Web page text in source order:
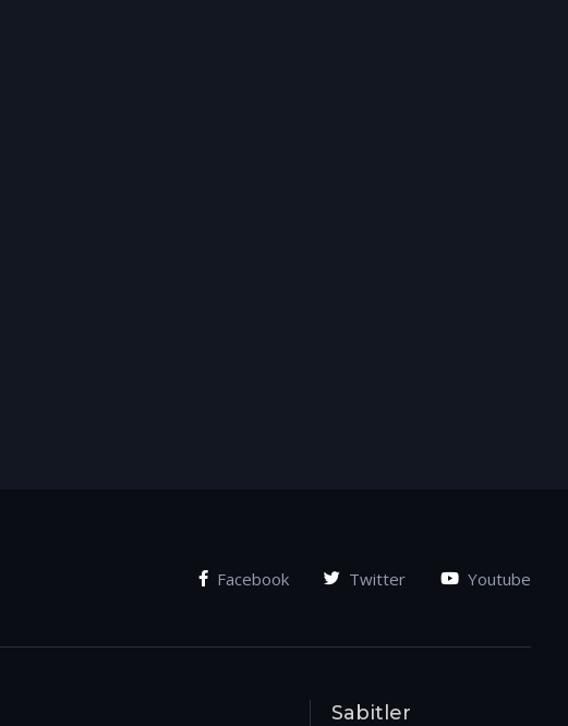
Facebook Twitter Youtube
Sabitler